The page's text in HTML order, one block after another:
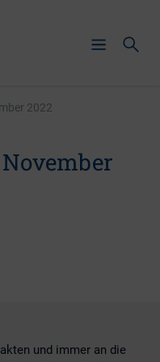
2022
und immer an die